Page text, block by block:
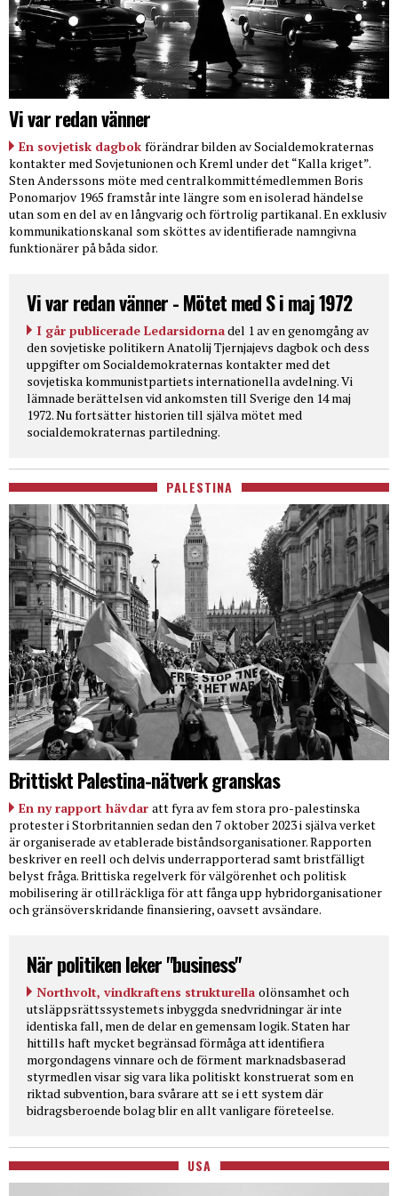
Vi var redan vänner
En sovjetisk dagbok förändrar bilden av Socialdemokraternas
kontakter med Sovjetunionen och Kreml under det “Kalla kriget”.
Sten Anderssons möte med centralkommittémedlemmen Boris
Ponomarjov 1965 framstår inte längre som en isolerad händelse
utan som en del av en långvarig och förtrolig partikanal. En exklusiv
kommunikationskanal som sköttes av identifierade namngivna
funktionärer på båda sidor.
Vi var redan vänner - Mötet med S i maj 1972
I går publicerade Ledarsidornadel 1 av en genomgång av
den sovjetiske politikern Anatolij Tjernjajevs dagbok och dess
uppgifter om Socialdemokraternas kontakter med det
sovjetiska kommunistpartiets internationella avdelning. Vi
lämnade berättelsen vid ankomsten till Sverige den 14 maj
1972. Nu fortsätter historien till själva mötet med
socialdemokraternas partiledning.
PALESTINA
Brittiskt Palestina-nätverk granskas
En ny rapport hävdar att fyra av fem stora pro-palestinska
protester i Storbritannien sedan den 7 oktober 2023 i själva verket
är organiserade av etablerade biståndsorganisationer. Rapporten
beskriver en reell och delvis underrapporterad samt bristfälligt
belyst fråga. Brittiska regelverk för välgörenhet och politisk
mobilisering är otillräckliga för att fånga upp hybridorganisationer
och gränsöverskridande finansiering, oavsett avsändare.
När politiken leker "business"
Northvolt, vindkraftens strukturella olönsamhet och
utsläppsrättssystemets inbyggda snedvridningar är inte
identiska fall, men de delar en gemensam logik. Staten har
hittills haft mycket begränsad förmåga att identifiera
morgondagens vinnare och de förment marknadsbaserad
styrmedlen visar sig vara lika politiskt konstruerat som en
riktad subvention, bara svårare att se i ett system där
bidragsberoende bolag blir en allt vanligare företeelse.
USA